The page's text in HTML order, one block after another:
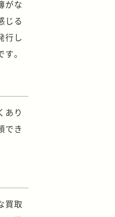
がな
じる
行し
。
あり
でき
買取